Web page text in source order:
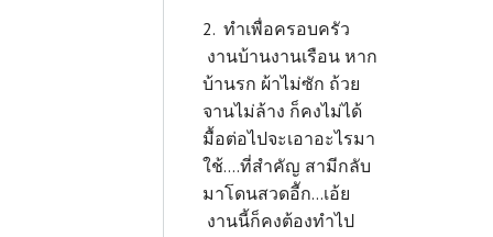
2. ทำเพื่อครอบครัว
งานบ้านงานเรือน หาก
บ้านรก ผ้าไม่ซัก ถ้วย
จานไม่ล้าง ก็คงไม่ได้
มื้อต่อไปจะเอาอะไรมา
ใช้....ที่สำคัญ สามีกลับ
มาโดนสวดอีัก...เอ้ย
งานนี้ก็คงต้องทำไป